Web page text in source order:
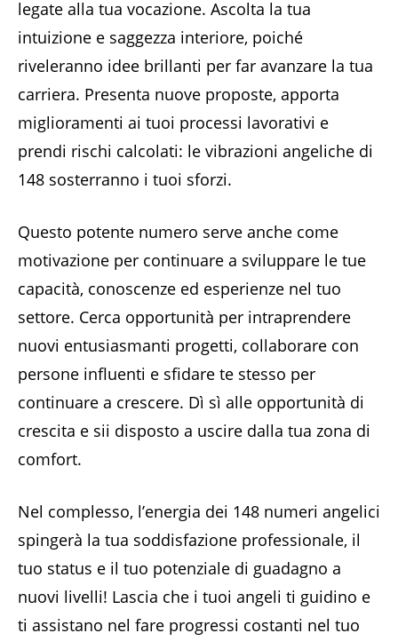
legate alla tua vocazione. Ascolta la tua
intuizione e saggezza interiore, poiché
riveleranno idee brillanti per far avanzare la tua
carriera. Presenta nuove proposte, apporta
miglioramenti ai tuoi processi lavorativi e
prendi rischi calcolati: le vibrazioni angeliche di
148 sosterranno i tuoi sforzi.
Questo potente numero serve anche come
motivazione per continuare a sviluppare le tue
capacità, conoscenze ed esperienze nel tuo
settore. Cerca opportunità per intraprendere
nuovi entusiasmanti progetti, collaborare con
persone influenti e sfidare te stesso per
continuare a crescere. Dì sì alle opportunità di
crescita e sii disposto a uscire dalla tua zona di
comfort.
Nel complesso, l’energia dei 148 numeri angelici
spingerà la tua soddisfazione professionale, il
tuo status e il tuo potenziale di guadagno a
nuovi livelli! Lascia che i tuoi angeli ti guidino e
ti assistano nel fare progressi costanti nel tuo